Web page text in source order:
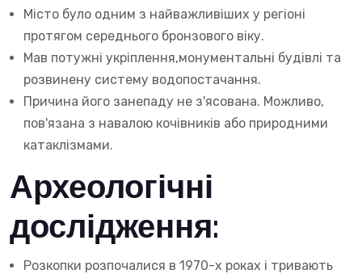
Місто було одним з найважливіших у регіоні
протягом середнього бронзового віку.
Мав потужні укріплення,монументальні будівлі та
розвинену систему водопостачання.
Причина його занепаду не з'ясована. Можливо,
пов'язана з навалою кочівників або природними
катаклізмами.
Археологічні
дослідження:
Розкопки розпочалися в 1970-х роках і тривають